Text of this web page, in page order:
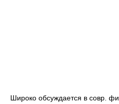
Широко обсуждается в совр.